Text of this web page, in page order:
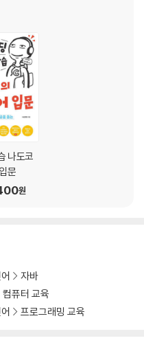
for 문
while 문
while 문
키 코드
나도코
문
원
자바
컴퓨터 교육
프로그래밍 교육